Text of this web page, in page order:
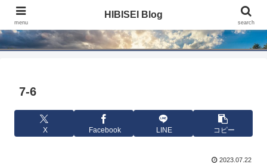
HIBISEI Blog
7-6
X Facebook LINE コピー
2023.07.22
menu
HIBISEI Blog
search